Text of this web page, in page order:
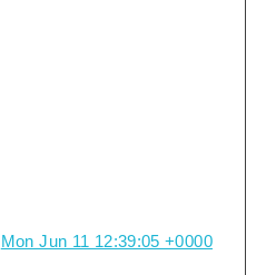
Mon Jun 11 12:39:05 +0000